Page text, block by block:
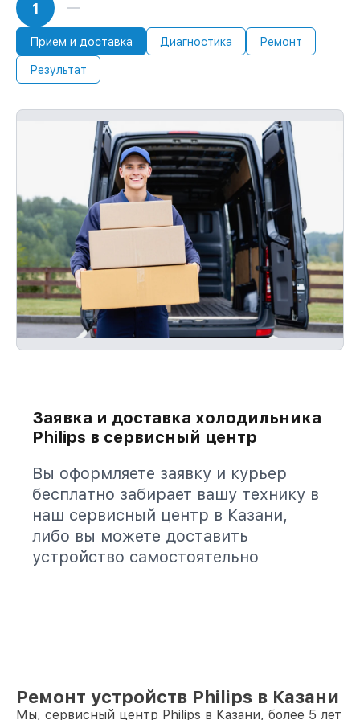
1
Прием и доставка Диагностика Ремонт
Результат
Заявка и доставка холодильника
Philips в сервисный центр
Вы оформляете заявку и курьер
бесплатно забирает вашу технику в
наш сервисный центр в Казани,
либо вы можете доставить
устройство самостоятельно
Ремонт устройств Philips в Казани
Мы, сервисный центр Philips в Казани, более 5 лет